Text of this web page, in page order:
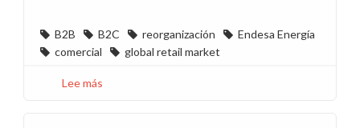
B2B B2C reorganización
Endesa Energía
comercial
global retail market
Lee más